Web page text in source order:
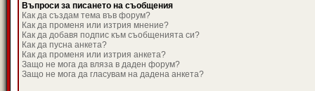
Въпроси за писането на съобщения
Как да създам тема във форум?
Как да променя или изтрия мнение?
Как да добавя подпис към съобщенията си?
Как да пусна анкета?
Как да променя или изтрия анкета?
Защо не мога да вляза в даден форум?
Защо не мога да гласувам на дадена анкета?